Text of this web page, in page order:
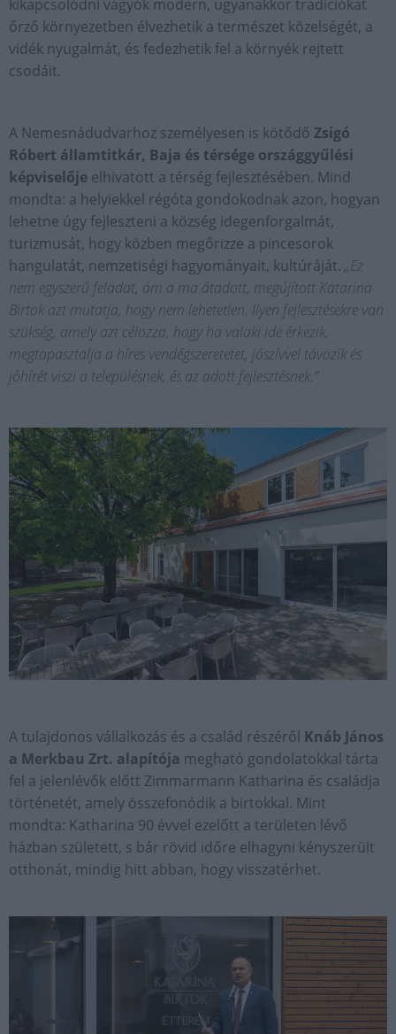
kikapcsolódni vágyók modern, ugyanakkor tradíciókat
őrző környezetben élvezhetik a természet közelségét, a
vidék nyugalmát, és fedezhetik fel a környék rejtett
csodáit.
A Nemesnádudvarhoz személyesen is kötődő Zsigó
Róbert államtitkár, Baja és térsége országgyűlési
képviselője elhivatott a térség fejlesztésében. Mind
mondta: a helyiekkel régóta gondokodnak azon, hogyan
lehetne úgy fejleszteni a község idegenforgalmát,
turizmusát, hogy közben megőrizze a pincesorok
hangulatát, nemzetiségi hagyományait, kultúráját. „Ez
nem egyszerű feladat, ám a ma átadott, megújított Katarina
Birtok azt mutatja, hogy nem lehetetlen. Ilyen fejlesztésekre van
szükség, amely azt célozza, hogy ha valaki ide érkezik,
megtapasztalja a híres vendégszeretetet, jószívvel távozik és
jóhírét viszi a településnek, és az adott fejlesztésnek.”
A tulajdonos vállalkozás és a család részéről Knáb János
a Merkbau Zrt. alapítója megható gondolatokkal tárta
fel a jelenlévők előtt Zimmarmann Katharina és családja
történetét, amely összefonódik a birtokkal. Mint
mondta: Katharina 90 évvel ezelőtt a területen lévő
házban született, s bár rövid időre elhagyni kényszerült
otthonát, mindig hitt abban, hogy visszatérhet.